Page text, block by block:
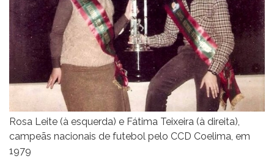
Rosa Leite (à esquerda) e Fátima Teixeira (à direita),
campeãs nacionais de futebol pelo CCD Coelima, em
1979